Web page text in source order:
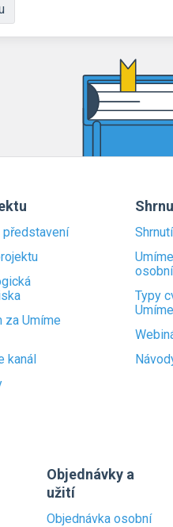
představení
za Umíme
kanál
Typy
Objednávky a
užití
Objednávka osobní